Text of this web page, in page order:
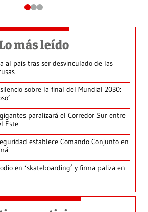
más leído
al país tras ser desvinculado de las
sobre la final del Mundial 2030:
paralizará el Corredor Sur entre
Este
establece Comando Conjunto en
en ‘skateboarding’ y firma paliza en